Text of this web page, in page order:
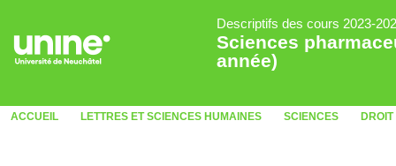
Descriptifs des cours 2023-
Sciences
année)
ACCUEIL LETTRES ET SCIENCES HUMAINES SCIENCES DROIT